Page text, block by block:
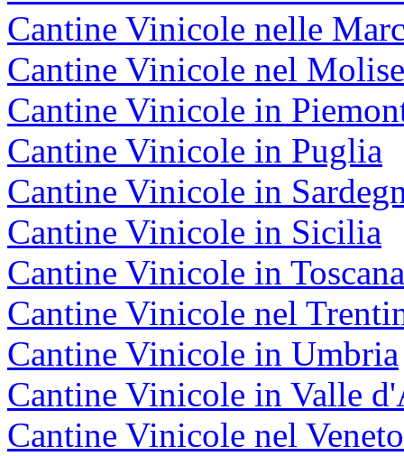
Cantine Vinicole nelle
Cantine Vinicole nel Molise
Cantine Vinicole in
Cantine Vinicole in Puglia
Cantine Vinicole in
Cantine Vinicole in Sicilia
Cantine Vinicole in Toscana
Cantine Vinicole nel
Cantine Vinicole in Umbria
Cantine Vinicole in Valle
Cantine Vinicole nel Veneto